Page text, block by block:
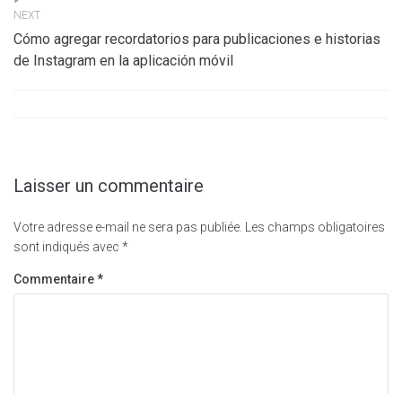
NEXT
Cómo agregar recordatorios para publicaciones e historias
de Instagram en la aplicación móvil
Laisser un commentaire
Votre adresse e-mail ne sera pas publiée.
Les champs obligatoires
sont indiqués avec *
Commentaire*